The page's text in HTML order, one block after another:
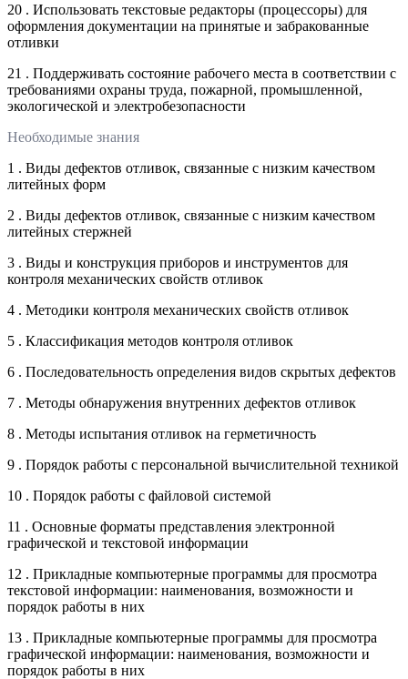
20 . Использовать текстовые редакторы (процессоры) для
оформления документации на принятые и забракованные
отливки
21 . Поддерживать состояние рабочего места в соответствии с
требованиями охраны труда, пожарной, промышленной,
экологической и электробезопасности
Необходимые знания
1 . Виды дефектов отливок, связанные с низким качеством
литейных форм
2 . Виды дефектов отливок, связанные с низким качеством
литейных стержней
3 . Виды и конструкция приборов и инструментов для
контроля механических свойств отливок
4 . Методики контроля механических свойств отливок
5 . Классификация методов контроля отливок
6 . Последовательность определения видов скрытых дефектов
7 . Методы обнаружения внутренних дефектов отливок
8 . Методы испытания отливок на герметичность
9 . Порядок работы с персональной вычислительной техникой
10 . Порядок работы с файловой системой
11 . Основные форматы представления электронной
графической и текстовой информации
12 . Прикладные компьютерные программы для просмотра
текстовой информации: наименования, возможности и
порядок работы в них
13 . Прикладные компьютерные программы для просмотра
графической информации: наименования, возможности и
порядок работы в них